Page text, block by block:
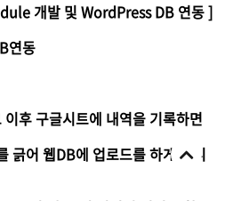
개발 및 WordPress DB 연동 ]
연동
후 구글시트에 내역을 기록하면
긁어 웹DB에 업로드를 하게 됩니